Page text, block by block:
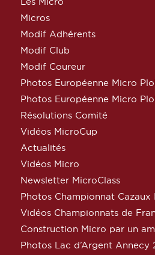
Micros
Modif Adhérents
Modif Club
Modif Coureur
Photos Européenne Micro
Photos Européenne Micro
Résolutions Comité
Vidéos MicroCup
Actualités
Vidéos Micro
Newsletter MicroClass
Photos Championnat Cazaux
Vidéos Championnats de
Construction Micro par un
Photos Lac d’Argent Annecy